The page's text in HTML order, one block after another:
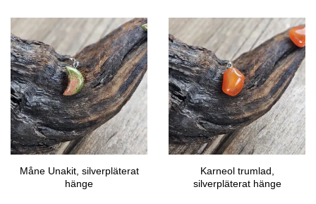
Måne Unakit, silverpläterat
hänge
Karneol trumlad,
silverpläterat hänge